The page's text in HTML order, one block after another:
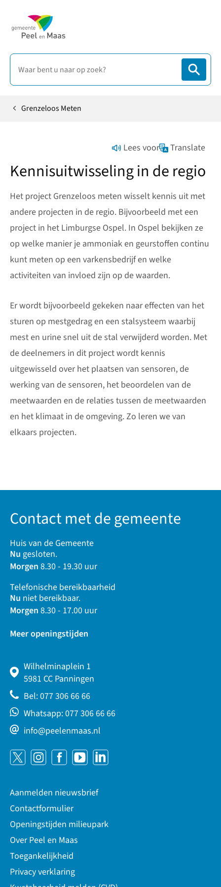
HomeGrenzeloos Meten
Lees voor Translate
Kennisuitwisseling in de regio
Het project Grenzeloos meten wisselt kennis uit met
andere projecten in de regio. Bijvoorbeeld met een
project in het Limburgse Ospel. In Ospel bekijken ze
op welke manier je ammoniak en geurstoffen continu
kunt meten op een varkensbedrijf en welke
activiteiten van invloed zijn op de waarden.
Er wordt bijvoorbeeld gekeken naar effecten van het
sturen op mestgedrag en een stalsysteem waarbij
mest en urine snel uit de stal verwijderd worden. Met
de deelnemers in dit project wordt kennis
uitgewisseld over het plaatsen van sensoren, de
werking van de sensoren, het beoordelen van de
meetwaarden en de relaties tussen de meetwaarden
en het klimaat in de omgeving. Zo leren we van
elkaars projecten.
Contact met de gemeente
Huis van de Gemeente
Nu gesloten.
Morgen 8.30 - 19.30 uur
Telefonische bereikbaarheid
Nu niet bereikbaar.
Morgen 8.30 - 17.00 uur
Meer openingstijden
Wilhelminaplein 1
5981 CC Panningen
Bel: 077 306 66 66
Whatsapp: 077 306 66 66
info@peelenmaas.nl
Aanmelden nieuwsbrief
Contactformulier
Openingstijden milieupark
Over Peel en Maas
Toegankelijkheid
Privacy verklaring